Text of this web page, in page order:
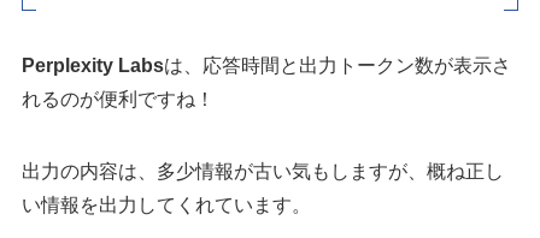
Perplexity Labsは、応答時間と出力トークン数が表示さ
れるのが便利ですね！
出力の内容は、多少情報が古い気もしますが、概ね正し
い情報を出力してくれています。